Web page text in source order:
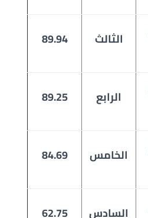
الثالث 89.94
الرابع 89.25
الخامس 84.69
السادس 62.75